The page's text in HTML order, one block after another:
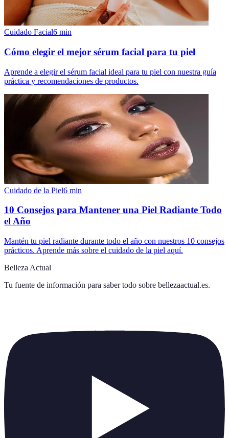
Cuidado Facial6 min
Cómo elegir el mejor sérum facial para tu piel
Aprende a elegir el sérum facial ideal para tu piel con nuestra guía
práctica y recomendaciones de productos.
Cuidado de la Piel6 min
10 Consejos para Mantener una Piel Radiante Todo
el Año
Mantén tu piel radiante durante todo el año con nuestros 10 consejos
prácticos. Aprende más sobre el cuidado de la piel aquí.
Belleza Actual
Tu fuente de información para saber todo sobre bellezaactual.es.